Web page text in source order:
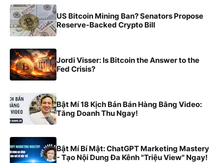
US Bitcoin Mining Ban? Senators Propose
Reserve-Backed Crypto Bill
Jordi Visser: Is Bitcoin the Answer to the
Fed Crisis?
Bật Mí 18 Kịch Bản Bán Hàng Bằng Video:
Tăng Doanh Thu Ngay!
Bật Mí Bí Mật: ChatGPT Marketing Mastery
- Tạo Nội Dung Đa Kênh "Triệu View" Ngay!